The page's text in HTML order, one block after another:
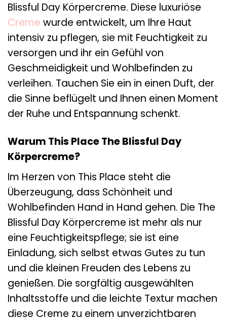
Blissful Day Körpercreme. Diese luxuriöse
Creme wurde entwickelt, um Ihre Haut
intensiv zu pflegen, sie mit Feuchtigkeit zu
versorgen und ihr ein Gefühl von
Geschmeidigkeit und Wohlbefinden zu
verleihen. Tauchen Sie ein in einen Duft, der
die Sinne beflügelt und Ihnen einen Moment
der Ruhe und Entspannung schenkt.
Warum This Place The Blissful Day
Körpercreme?
Im Herzen von This Place steht die
Überzeugung, dass Schönheit und
Wohlbefinden Hand in Hand gehen. Die The
Blissful Day Körpercreme ist mehr als nur
eine Feuchtigkeitspflege; sie ist eine
Einladung, sich selbst etwas Gutes zu tun
und die kleinen Freuden des Lebens zu
genießen. Die sorgfältig ausgewählten
Inhaltsstoffe und die leichte Textur machen
diese Creme zu einem unverzichtbaren